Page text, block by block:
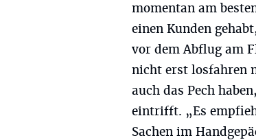
momentan am
einen Kunden
vor dem Abflug am
nicht erst losfahren
auch das Pech
eintrifft. „Es
Sachen im